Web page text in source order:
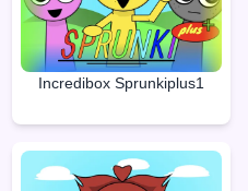
Incredibox Sprunkiplus1